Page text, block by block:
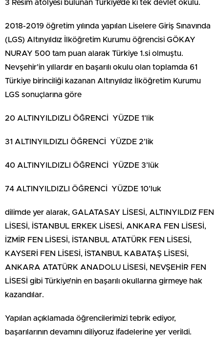
3 Resim atölyesi bulunan Türkiye’de ki tek devlet okulu.
2018-2019 öğretim yılında yapılan Liselere Giriş Sınavında
(LGS) Altınyıldız İlköğretim Kurumu öğrencisi GÖKAY
NURAY 500 tam puan alarak Türkiye 1.si olmuştu.
Nevşehir’in yıllardır en başarılı okulu olan toplamda 61
Türkiye birinciliği kazanan Altınyıldız İlköğretim Kurumu
LGS sonuçlarına göre
20 ALTINYILDIZLI ÖĞRENCİ YÜZDE 1’lik
31 ALTINYILDIZLI ÖĞRENCİ YÜZDE 2’lik
40 ALTINYILDIZLI ÖĞRENCİ YÜZDE 3’lük
74 ALTINYILDIZLI ÖĞRENCİ YÜZDE 10’luk
dilimde yer alarak, GALATASAY LİSESİ, ALTINYILDIZ FEN
LİSESİ, İSTANBUL ERKEK LİSESİ, ANKARA FEN LİSESİ,
İZMİR FEN LİSESİ, İSTANBUL ATATÜRK FEN LİSESİ,
KAYSERİ FEN LİSESİ, İSTANBUL KABATAŞ LİSESİ,
ANKARA ATATÜRK ANADOLU LİSESİ, NEVŞEHİR FEN
LİSESİ gibi Türkiye’nin en başarılı okullarına girmeye hak
kazandılar.
Yapılan açıklamada öğrencilerimizi tebrik ediyor,
başarılarının devamını diliyoruz ifadelerine yer verildi.